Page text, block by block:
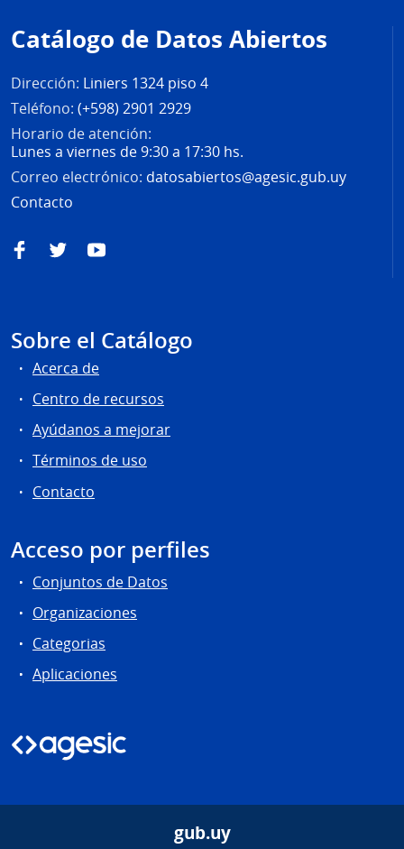
de
página
Catálogo de Datos Abiertos
Dirección: Liniers 1324 piso 4
Teléfono: (+598) 2901 2929
Horario de atención:
Lunes a viernes de 9:30 a 17:30 hs.
Correo electrónico: datosabiertos@agesic.gub.uy
Contacto
FacebookTwitterYouTube
Sobre el Catálogo
Acerca de
Centro de recursos
Ayúdanos a mejorar
Términos de uso
Contacto
Acceso por perfiles
Conjuntos de Datos
Organizaciones
Categorias
Aplicaciones
gub.uy